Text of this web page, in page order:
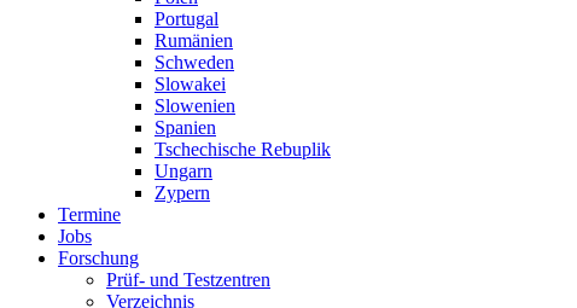
Portugal
Rumänien
Schweden
Slowakei
Slowenien
Spanien
Tschechische Rebuplik
Ungarn
Zypern
Termine
Jobs
Forschung
Prüf- und Testzentren
Verzeichnis